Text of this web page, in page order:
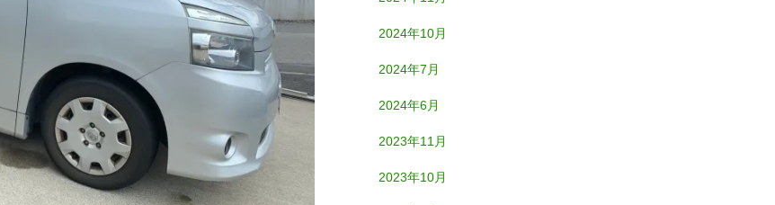
2024年10月
2024年7月
2024年6月
2023年11月
2023年10月